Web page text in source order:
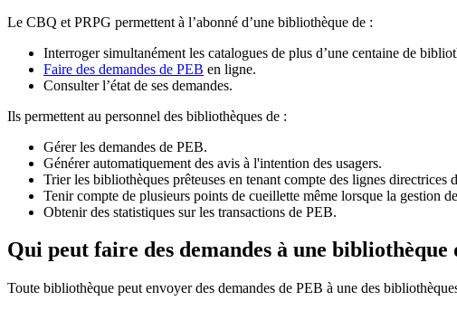
Le CBQ et PRPG permettent à l’abonné d’une bibliothèque de :
Interroger simultanément les catalogues de plus d’une centaine de
Faire des demandes de PEB en ligne.
Consulter l’état de ses demandes.
Ils permettent au personnel des bibliothèques de :
Gérer les demandes de PEB.
Générer automatiquement des avis à l'intention des usagers.
Trier les bibliothèques prêteuses en tenant compte des lignes directrices
Tenir compte de plusieurs points de cueillette même lorsque la gestion
Obtenir des statistiques sur les transactions de PEB.
Qui peut faire des demandes à une bibliothèque
Toute bibliothèque peut envoyer des demandes de PEB à une des